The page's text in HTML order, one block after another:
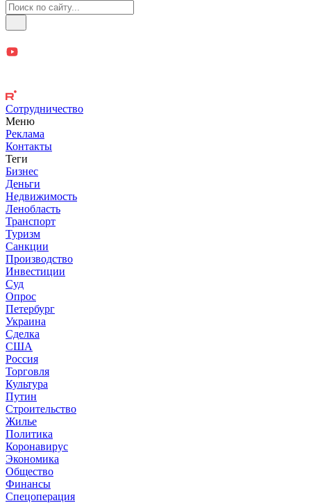
Сотрудничество
Меню
Реклама
Контакты
Теги
Бизнес
Деньги
Недвижимость
Ленобласть
Транспорт
Туризм
Санкции
Производство
Инвестиции
Суд
Опрос
Петербург
Украина
Сделка
США
Россия
Торговля
Культура
Путин
Строительство
Жилье
Политика
Коронавирус
Экономика
Общество
Финансы
Спецоперация